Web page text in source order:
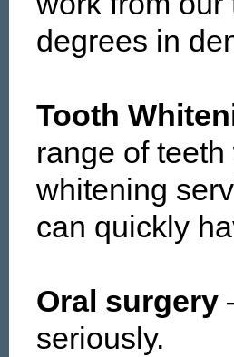
degrees in
Tooth
range of
whitening
can quickly
Oral surgery
seriously.